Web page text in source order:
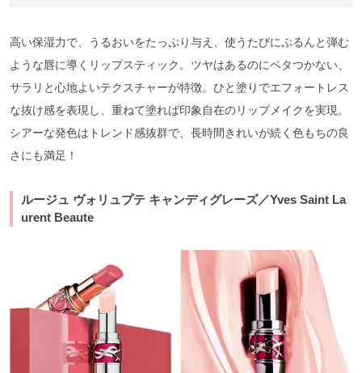
高い保湿力で、うるおいをたっぷり与え、使うたびにぷるんと弾む
ような唇に導くリップスティック。ツヤはあるのにベタつかない、
サラリと心地よいテクスチャーが特徴。ひと塗りでエフォートレス
な抜け感を表現し、重ねて塗れば印象自在のリップメイクを実現。
シアーな発色はトレンド感抜群で、長時間きれいが続く色もちの良
さにも満足！
ルージュ ヴォリュプテ キャンディグレーズ／Yves Saint La
urent Beaute